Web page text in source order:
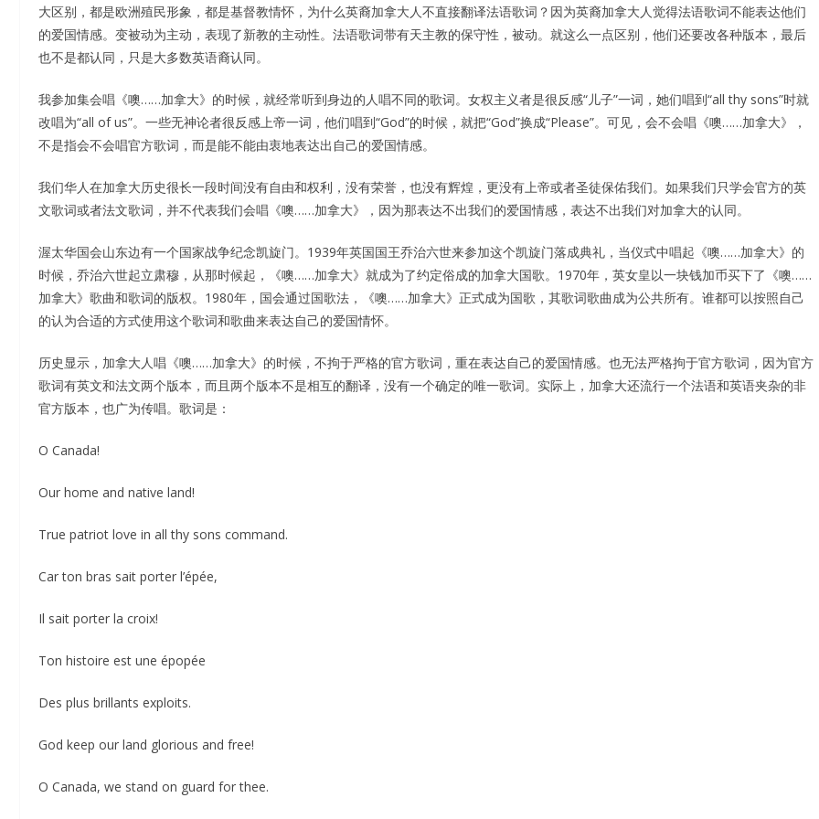
大区别，都是欧洲殖民形象，都是基督教情怀，为什么英裔加拿大人不直接翻译法语歌词？因为英裔加拿大人觉得法语歌词不能表达他们
的爱国情感。变被动为主动，表现了新教的主动性。法语歌词带有天主教的保守性，被动。就这么一点区别，他们还要改各种版本，最后
也不是都认同，只是大多数英语裔认同。
我参加集会唱《噢……加拿大》的时候，就经常听到身边的人唱不同的歌词。女权主义者是很反感“儿子”一词，她们唱到“all thy sons”时就
改唱为“all of us”。一些无神论者很反感上帝一词，他们唱到“God”的时候，就把“God”换成“Please”。可见，会不会唱《噢……加拿大》，
不是指会不会唱官方歌词，而是能不能由衷地表达出自己的爱国情感。
我们华人在加拿大历史很长一段时间没有自由和权利，没有荣誉，也没有辉煌，更没有上帝或者圣徒保佑我们。如果我们只学会官方的英
文歌词或者法文歌词，并不代表我们会唱《噢……加拿大》，因为那表达不出我们的爱国情感，表达不出我们对加拿大的认同。
渥太华国会山东边有一个国家战争纪念凯旋门。1939年英国国王乔治六世来参加这个凯旋门落成典礼，当仪式中唱起《噢……加拿大》的
时候，乔治六世起立肃穆，从那时候起，《噢……加拿大》就成为了约定俗成的加拿大国歌。1970年，英女皇以一块钱加币买下了《噢……
加拿大》歌曲和歌词的版权。1980年，国会通过国歌法，《噢……加拿大》正式成为国歌，其歌词歌曲成为公共所有。谁都可以按照自己
的认为合适的方式使用这个歌词和歌曲来表达自己的爱国情怀。
历史显示，加拿大人唱《噢……加拿大》的时候，不拘于严格的官方歌词，重在表达自己的爱国情感。也无法严格拘于官方歌词，因为官方
歌词有英文和法文两个版本，而且两个版本不是相互的翻译，没有一个确定的唯一歌词。实际上，加拿大还流行一个法语和英语夹杂的非
官方版本，也广为传唱。歌词是：
O Canada!
Our home and native land!
True patriot love in all thy sons command.
Car ton bras sait porter l’épée,
Il sait porter la croix!
Ton histoire est une épopée
Des plus brillants exploits.
God keep our land glorious and free!
O Canada, we stand on guard for thee.